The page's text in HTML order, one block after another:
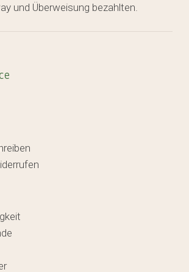
und Überweisung bezahlten.